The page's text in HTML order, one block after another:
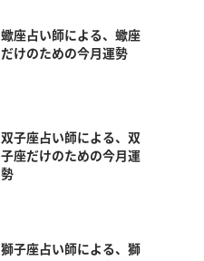
蠍座占い師による、蠍座
だけのための今月運勢
双子座占い師による、双
子座だけのための今月運
勢
獅子座占い師による、獅